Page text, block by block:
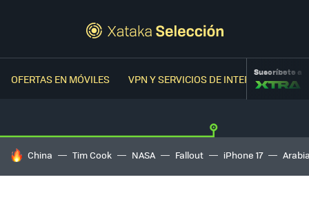
OFERTAS EN MÓVILES VPN Y SERVICIOS DE INTERNETSuscríbete a
HOY SE HABLA DE
China Tim Cook NASA Fallout iPhone 17